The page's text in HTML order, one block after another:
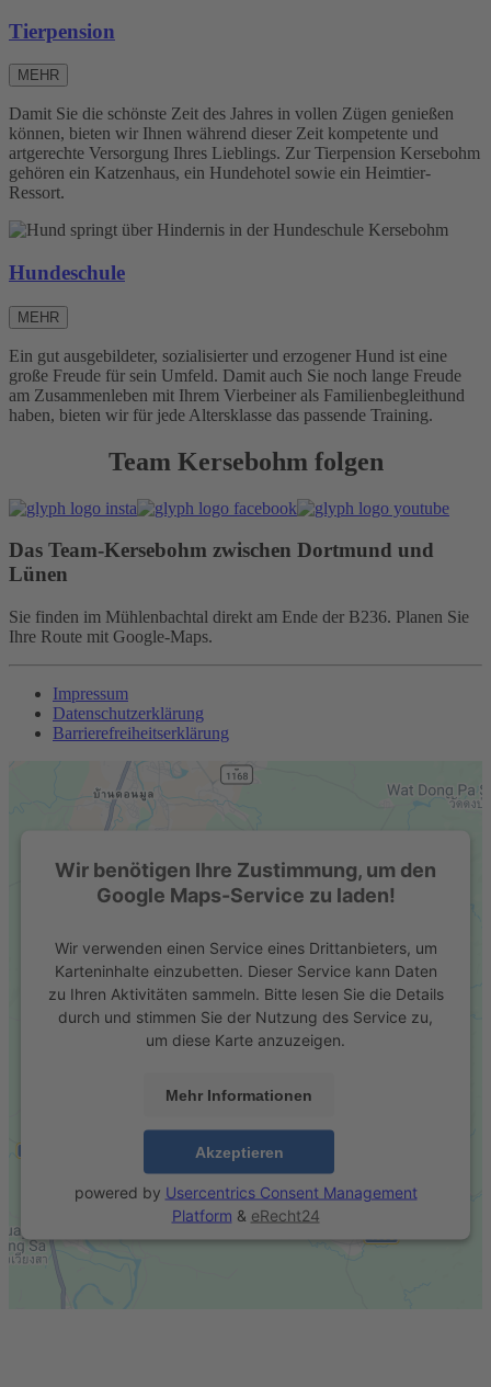
Tierpension
MEHR
Damit Sie die schönste Zeit des Jahres in vollen Zügen genießen
können, bieten wir Ihnen während dieser Zeit kompetente und
artgerechte Versorgung Ihres Lieblings. Zur Tierpension Kersebohm
gehören ein Katzenhaus, ein Hundehotel sowie ein Heimtier-
Ressort.
Hundeschule
MEHR
Ein gut ausgebildeter, sozialisierter und erzogener Hund ist eine
große Freude für sein Umfeld. Damit auch Sie noch lange Freude
am Zusammenleben mit Ihrem Vierbeiner als Familienbegleithund
haben, bieten wir für jede Altersklasse das passende Training.
Team Kersebohm folgen
Das Team-Kersebohm zwischen Dortmund und
Lünen
Sie finden im Mühlenbachtal direkt am Ende der B236. Planen Sie
Ihre Route mit Google-Maps.
Impressum
Datenschutzerklärung
Barrierefreiheitserklärung
Wir benötigen Ihre Zustimmung, um den
Google Maps-Service zu laden!
Wir verwenden einen Service eines Drittanbieters, um
Karteninhalte einzubetten. Dieser Service kann Daten
zu Ihren Aktivitäten sammeln. Bitte lesen Sie die Details
durch und stimmen Sie der Nutzung des Service zu,
um diese Karte anzuzeigen.
Mehr Informationen
Akzeptieren
powered by Usercentrics Consent Management
Platform & eRecht24